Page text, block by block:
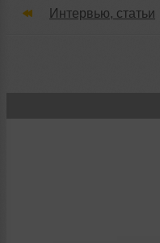
Интервью, статьи
Танцевальные